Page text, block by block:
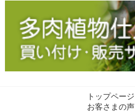
トップページ
お客さまの声